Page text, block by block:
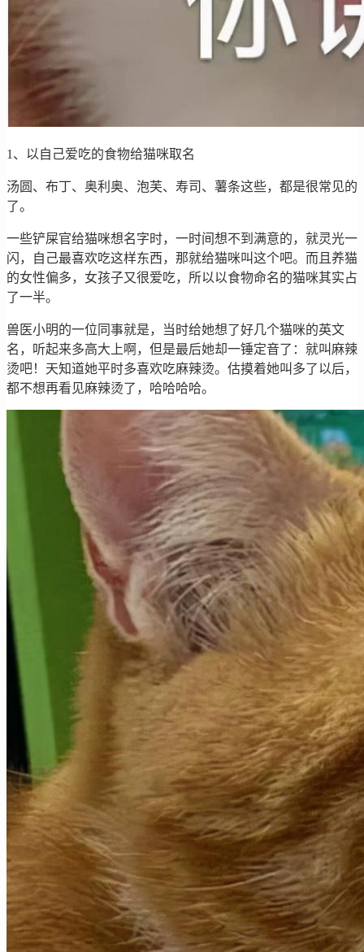
1、以自己爱吃的食物给猫咪取名
汤圆、布丁、奥利奥、泡芙、寿司、薯条这些，都是很常见的
了。
一些铲屎官给猫咪想名字时，一时间想不到满意的，就灵光一
闪，自己最喜欢吃这样东西，那就给猫咪叫这个吧。而且养猫
的女性偏多，女孩子又很爱吃，所以以食物命名的猫咪其实占
了一半。
兽医小明的一位同事就是，当时给她想了好几个猫咪的英文
名，听起来多高大上啊，但是最后她却一锤定音了：就叫麻辣
烫吧！天知道她平时多喜欢吃麻辣烫。估摸着她叫多了以后，
都不想再看见麻辣烫了，哈哈哈哈。